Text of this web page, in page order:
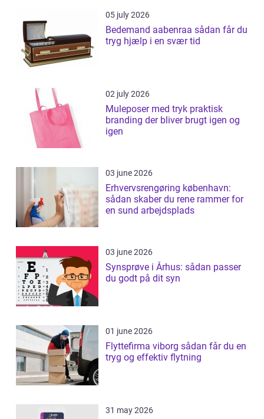
05 july 2026
Bedemand aabenraa sådan får du
tryg hjælp i en svær tid
02 july 2026
Muleposer med tryk praktisk
branding der bliver brugt igen og
igen
03 june 2026
Erhvervsrengøring københavn:
sådan skaber du rene rammer for
en sund arbejdsplads
03 june 2026
Synsprøve i Århus: sådan passer
du godt på dit syn
01 june 2026
Flyttefirma viborg sådan får du en
tryg og effektiv flytning
31 may 2026